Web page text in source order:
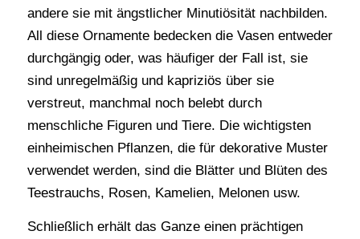
andere sie mit ängstlicher Minutiösität nachbilden.
All diese Ornamente bedecken die Vasen entweder
durchgängig oder, was häufiger der Fall ist, sie
sind unregelmäßig und kapriziös über sie
verstreut, manchmal noch belebt durch
menschliche Figuren und Tiere. Die wichtigsten
einheimischen Pflanzen, die für dekorative Muster
verwendet werden, sind die Blätter und Blüten des
Teestrauchs, Rosen, Kamelien, Melonen usw.
Schließlich erhält das Ganze einen prächtigen